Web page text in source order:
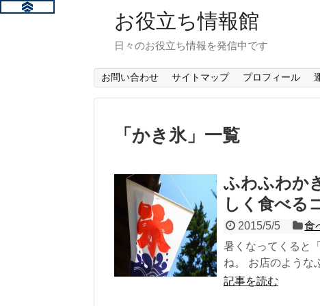
お役立ち情報館
日々のお役立ち情報を発信中です
お問い合わせ サイトマップ プロフィール
「 かき氷」 一覧
ふわふわか
しく食べる
2015/5/5
食
暑くなってくると
ね。 お店のような
記事を読む